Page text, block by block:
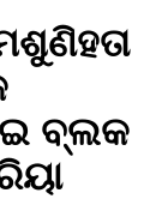
ବ୍ଲକ